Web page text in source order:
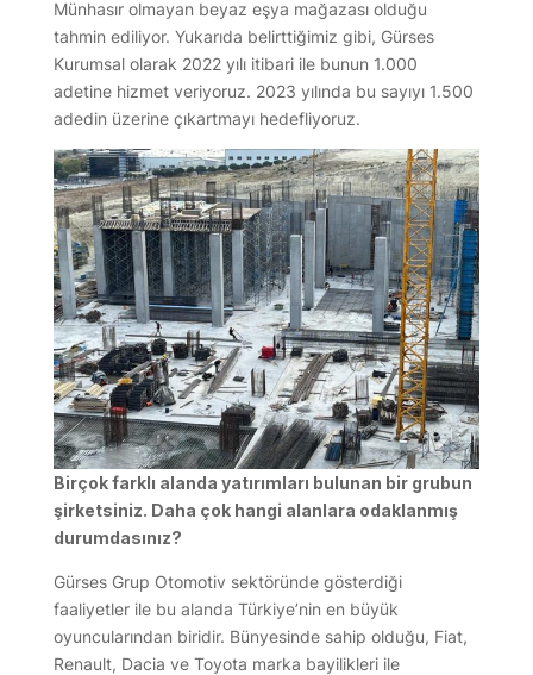
Münhasır olmayan beyaz eşya mağazası olduğu
tahmin ediliyor. Yukarıda belirttiğimiz gibi, Gürses
Kurumsal olarak 2022 yılı itibari ile bunun 1.000
adetine hizmet veriyoruz. 2023 yılında bu sayıyı 1.500
adedin üzerine çıkartmayı hedefliyoruz.
Birçok farklı alanda yatırımları bulunan bir grubun
şirketsiniz. Daha çok hangi alanlara odaklanmış
durumdasınız?
Gürses Grup Otomotiv sektöründe gösterdiği
faaliyetler ile bu alanda Türkiye’nin en büyük
oyuncularından biridir. Bünyesinde sahip olduğu, Fiat,
Renault, Dacia ve Toyota marka bayilikleri ile